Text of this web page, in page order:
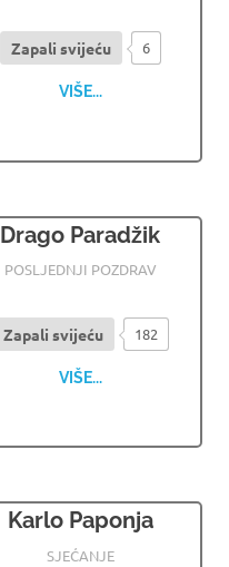
Zapali svijeću 6
VIŠE...
Drago Paradžik
01.07.2026
OSMRTNICE LJUBUSKI
POSLJEDNJI POZDRAV
Zapali svijeću 182
VIŠE...
Karlo Paponja
01.07.2026
OSMRTNICE LJUBUSKI
SJEĆANJE